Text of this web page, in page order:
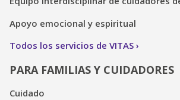
Apoyo emocional y espiritual
Todos los servicios de VITAS
PARA FAMILIAS Y CUIDADORES
Cuidado